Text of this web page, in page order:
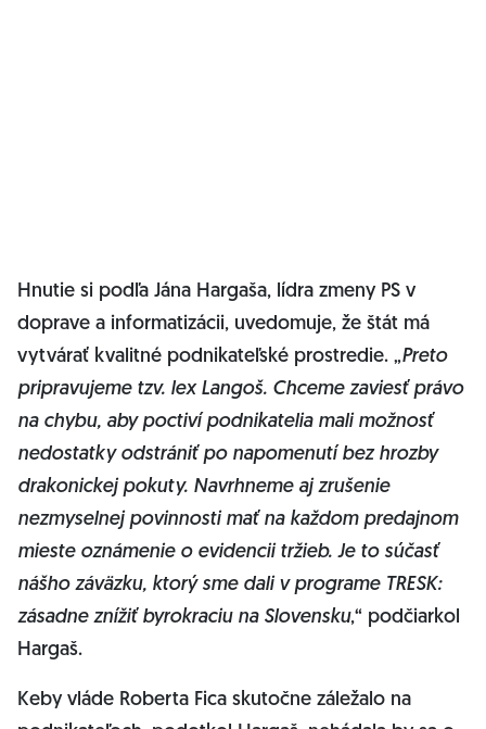
Hnutie si podľa Jána Hargaša, lídra zmeny PS v
doprave a informatizácii, uvedomuje, že štát má
vytvárať kvalitné podnikateľské prostredie. „Preto
pripravujeme tzv. lex Langoš. Chceme zaviesť právo
na chybu, aby poctiví podnikatelia mali možnosť
nedostatky odstrániť po napomenutí bez hrozby
drakonickej pokuty. Navrhneme aj zrušenie
nezmyselnej povinnosti mať na každom predajnom
mieste oznámenie o evidencii tržieb. Je to súčasť
nášho záväzku, ktorý sme dali v programe TRESK:
zásadne znížiť byrokraciu na Slovensku,“ podčiarkol
Hargaš.
Keby vláde Roberta Fica skutočne záležalo na